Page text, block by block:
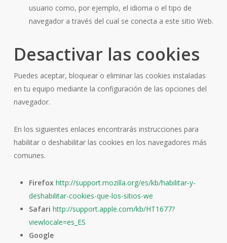
usuario como, por ejemplo, el idioma o el tipo de
navegador a través del cual se conecta a este sitio Web.
Desactivar las cookies
Puedes aceptar, bloquear o eliminar las cookies instaladas
en tu equipo mediante la configuración de las opciones del
navegador.
En los siguientes enlaces encontrarás instrucciones para
habilitar o deshabilitar las cookies en los navegadores más
comunes.
Firefox http://support.mozilla.org/es/kb/habilitar-y-
deshabilitar-cookies-que-los-sitios-we
Safari http://support.apple.com/kb/HT1677?
viewlocale=es_ES
Google